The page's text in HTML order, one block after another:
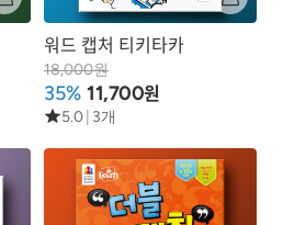
워드 캡처 티키타카
18,000원
35% 11,700원
5.0 3개